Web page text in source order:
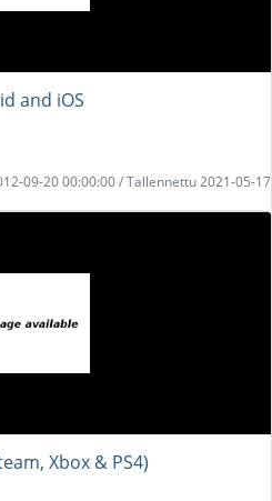
and iOS
09-20 00:00:00 / Tallennettu 2021-05-17
Xbox & PS4)